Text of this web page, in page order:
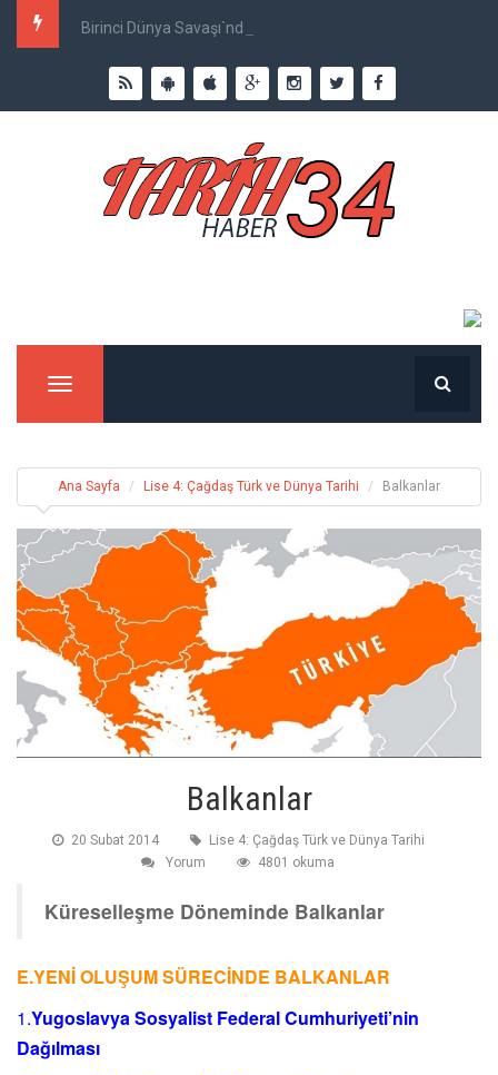
Birinci Dünya Savaşı`nda Ne Kadar İnsan Öldü?
Menu
Ana Sayfa Lise 4: Çağdaş Türk ve Dünya Tarihi Balkanlar
Balkanlar
20 Subat 2014
Lise 4: Çağdaş Türk ve Dünya Tarihi
Yorum
4801 okuma
Küreselleşme Döneminde Balkanlar
E.YENİ OLUŞUM SÜRECİNDE BALKANLAR
1.Yugoslavya Sosyalist Federal Cumhuriyeti’nin
Dağılması